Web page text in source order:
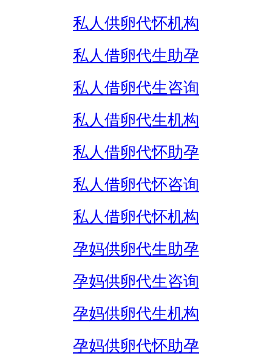
私人供卵代怀机构
私人借卵代生助孕
私人借卵代生咨询
私人借卵代生机构
私人借卵代怀助孕
私人借卵代怀咨询
私人借卵代怀机构
孕妈供卵代生助孕
孕妈供卵代生咨询
孕妈供卵代生机构
孕妈供卵代怀助孕